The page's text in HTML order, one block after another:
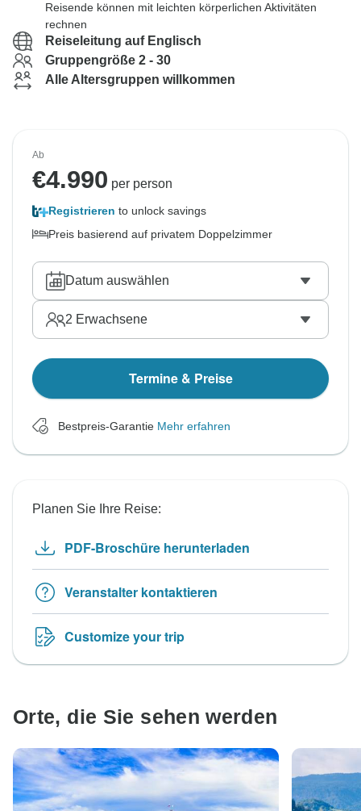
Reisende können mit leichten körperlichen Aktivitäten
rechnen
Reiseleitung auf Englisch
Gruppengröße 2 - 30
Alle Altersgruppen willkommen
Ab
€4.990 per person
Registrieren to unlock savings
Preis basierend auf privatem Doppelzimmer
Datum auswählen
2 Erwachsene
Termine & Preise
Bestpreis-Garantie Mehr erfahren
Planen Sie Ihre Reise:
PDF-Broschüre herunterladen
Veranstalter kontaktieren
Customize your trip
Orte, die Sie sehen werden